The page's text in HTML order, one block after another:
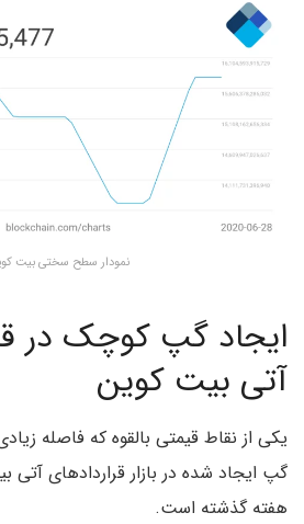
نمودار سطح سختی بیت
ایجاد گپ کوچک در
آتی بیت کوین
یکی از نقاط قیمتی بالقوه که فاصله
هفته گذشته است.